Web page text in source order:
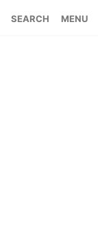
SEARCH MENU